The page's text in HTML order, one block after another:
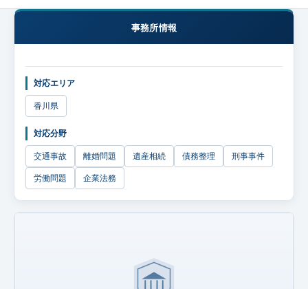
刑事事件
労働問題
企業法務
事務所情報
対応エリア
香川県
対応分野
交通事故 離婚問題 遺産相続 債務整理 刑事事件
労働問題 企業法務